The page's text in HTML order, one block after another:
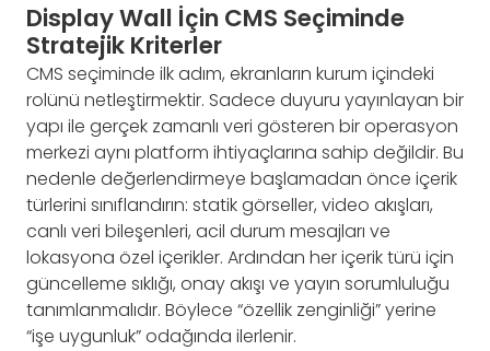
Display Wall İçin CMS Seçiminde
Stratejik Kriterler
CMS seçiminde ilk adım, ekranların kurum içindeki
rolünü netleştirmektir. Sadece duyuru yayınlayan bir
yapı ile gerçek zamanlı veri gösteren bir operasyon
merkezi aynı platform ihtiyaçlarına sahip değildir. Bu
nedenle değerlendirmeye başlamadan önce içerik
türlerini sınıflandırın: statik görseller, video akışları,
canlı veri bileşenleri, acil durum mesajları ve
lokasyona özel içerikler. Ardından her içerik türü için
güncelleme sıklığı, onay akışı ve yayın sorumluluğu
tanımlanmalıdır. Böylece “özellik zenginliği” yerine
“işe uygunluk” odağında ilerlenir.